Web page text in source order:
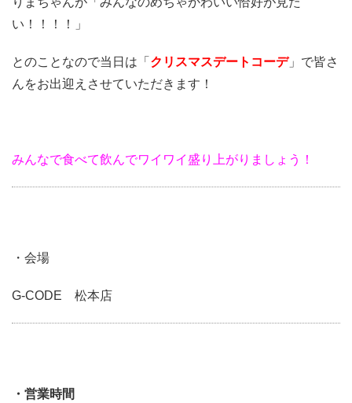
い！！！！」
とのことなので当日は「 クリスマスデートコーデ」で皆さ
んをお出迎えさせていただきます！
みんなで食べて飲んでワイワイ盛り上がりましょう！
・会場
G-CODE 松本店
・営業時間